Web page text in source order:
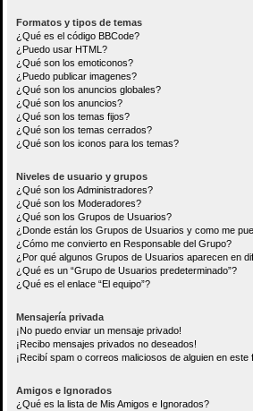
Formatos y tipos de temas
¿Qué es el código BBCode?
¿Puedo usar HTML?
¿Qué son los emoticonos?
¿Puedo publicar imagenes?
¿Qué son los anuncios globales?
¿Qué son los anuncios?
¿Qué son los temas fijos?
¿Qué son los temas cerrados?
¿Qué son los iconos para los temas?
Niveles de usuario y grupos
¿Qué son los Administradores?
¿Qué son los Moderadores?
¿Qué son los Grupos de Usuarios?
¿Donde están los Grupos de Usuarios y como me
¿Cómo me convierto en Responsable del Grupo?
¿Por qué algunos Grupos de Usuarios aparecen en
¿Qué es un “Grupo de Usuarios predeterminado”?
¿Qué es el enlace “El equipo”?
Mensajería privada
¡No puedo enviar un mensaje privado!
¡Recibo mensajes privados no deseados!
¡Recibí spam o correos maliciosos de alguien en este
Amigos e Ignorados
¿Qué es la lista de Mis Amigos e Ignorados?